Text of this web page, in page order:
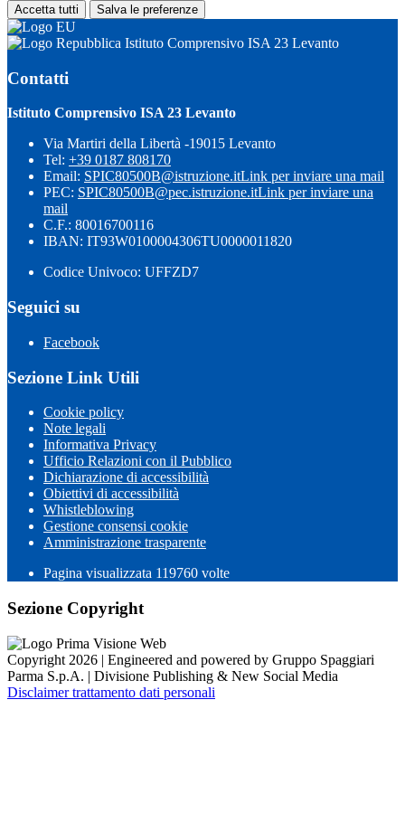
Accetta tutti Salva le preferenze
Istituto Comprensivo ISA 23 Levanto
Contatti
Istituto Comprensivo ISA 23 Levanto
Via Martiri della Libertà -19015 Levanto
Tel: +39 0187 808170
Email: SPIC80500B@istruzione.itLink per inviare una mail
PEC: SPIC80500B@pec.istruzione.itLink per inviare una
mail
C.F.: 80016700116
IBAN: IT93W0100004306TU0000011820
Codice Univoco: UFFZD7
Seguici su
Facebook
Sezione Link Utili
Cookie policy
Note legali
Informativa Privacy
Ufficio Relazioni con il Pubblico
Dichiarazione di accessibilità
Obiettivi di accessibilità
Whistleblowing
Gestione consensi cookie
Amministrazione trasparente
Pagina visualizzata 119760 volte
Sezione Copyright
Copyright 2026 | Engineered and powered by Gruppo Spaggiari
Parma S.p.A. | Divisione Publishing & New Social Media
Disclaimer trattamento dati personali